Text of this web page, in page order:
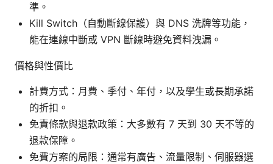
準。
Kill Switch（自動斷線保護）與 DNS 洗牌等功能，
能在連線中斷或 VPN 斷線時避免資料洩漏。
價格與性價比
計費方式：月費、季付、年付，以及學生或長期承諾
的折扣。
免責條款與退款政策：大多數有 7 天到 30 天不等的
退款保障。
免費方案的局限：通常有廣告、流量限制、伺服器選